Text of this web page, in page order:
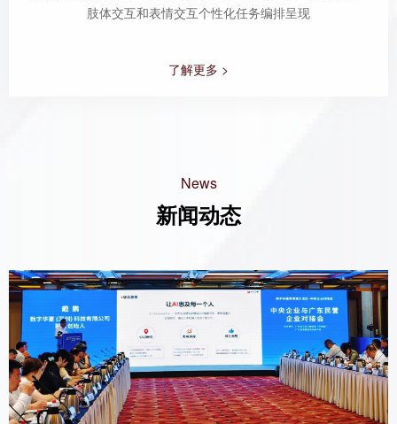
肢体交互和表情交互个性化任务编排呈现
了解更多 >
News
新闻动态